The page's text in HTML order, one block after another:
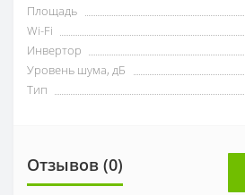
Площадь
Wi-Fi
Инвертор
Уровень шума, дБ
Тип
Отзывов (0)